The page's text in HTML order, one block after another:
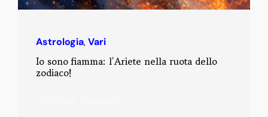
Astrologia,Vari
Io sono fiamma: l’Ariete nella ruota dello
zodiaco!